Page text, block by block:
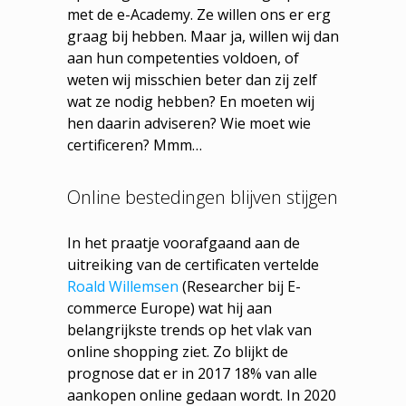
met de e-Academy. Ze willen ons er erg
graag bij hebben. Maar ja, willen wij dan
aan hun competenties voldoen, of
weten wij misschien beter dan zij zelf
wat ze nodig hebben? En moeten wij
hen daarin adviseren? Wie moet wie
certificeren? Mmm…
Online bestedingen blijven stijgen
In het praatje voorafgaand aan de
uitreiking van de certificaten vertelde
Roald Willemsen (Researcher bij E-
commerce Europe) wat hij aan
belangrijkste trends op het vlak van
online shopping ziet. Zo blijkt de
prognose dat er in 2017 18% van alle
aankopen online gedaan wordt. In 2020